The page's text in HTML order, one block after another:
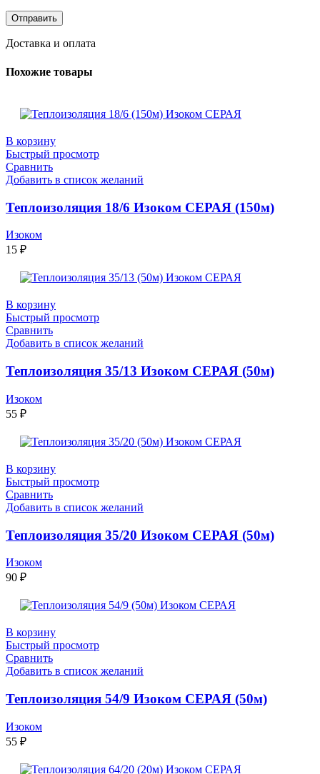
Доставка и оплата
Похожие товары
В корзину
Быстрый просмотр
Сравнить
Добавить в список желаний
Теплоизоляция 18/6 Изоком СЕРАЯ (150м)
Изоком
15 ₽
В корзину
Быстрый просмотр
Сравнить
Добавить в список желаний
Теплоизоляция 35/13 Изоком СЕРАЯ (50м)
Изоком
55 ₽
В корзину
Быстрый просмотр
Сравнить
Добавить в список желаний
Теплоизоляция 35/20 Изоком СЕРАЯ (50м)
Изоком
90 ₽
В корзину
Быстрый просмотр
Сравнить
Добавить в список желаний
Теплоизоляция 54/9 Изоком СЕРАЯ (50м)
Изоком
55 ₽